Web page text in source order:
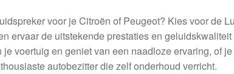
voor je Citroën of Peugeot? Kies voor de
ervaar de uitstekende prestaties en
voertuig en geniet van een naadloze ervaring, of
autobezitter die zelf onderhoud verricht.